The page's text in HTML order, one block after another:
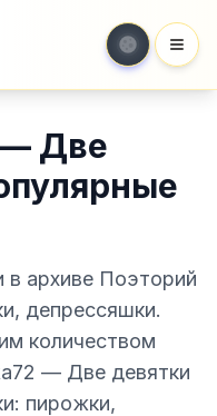
— Две
в архиве Поэторий
депрессяшки.
количеством
— Две девятки
пирожки,